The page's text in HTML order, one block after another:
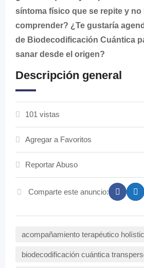
síntoma físico que se repite y no
comprender? ¿Te gustaría
de Biodecodificación Cuántica
sanar desde el origen?
Descripción general
101 vistas
Agregar a Favoritos
Reportar Abuso
Comparte este anuncio:
acompañamiento terapéutico
biodecodificación cuántica